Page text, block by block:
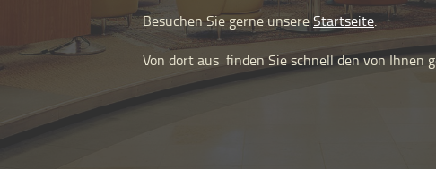
Besuchen Sie gerne unsereStartseite.
Von dort aus finden Sie schnell den von Ihnen